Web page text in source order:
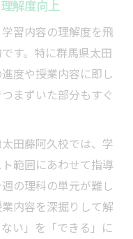
解度向上
習内容の理解度を飛
す。特に群馬県太田
度や授業内容に即し
まずいた部分もすぐ
太田藤阿久校では、学
範囲にあわせて指導
の理科の単元が難し
内容を深掘りして解
い」を「できる」に